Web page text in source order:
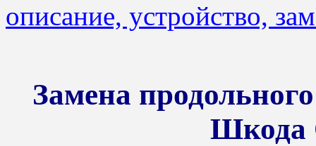
описание, устройство,
Замена
Шкода